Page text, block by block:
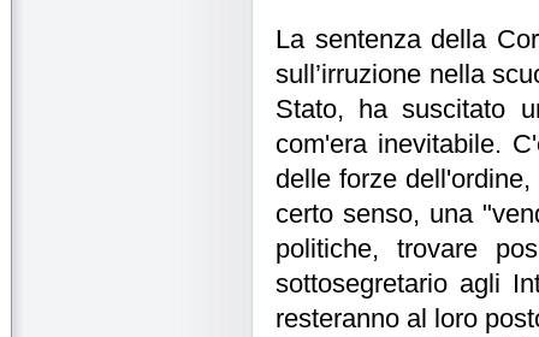
La sentenza della
sull’irruzione nella
Stato, ha suscitato
com'era inevitabile.
delle forze
certo senso, una
politiche, trovare
sottosegretario agli
resteranno al loro